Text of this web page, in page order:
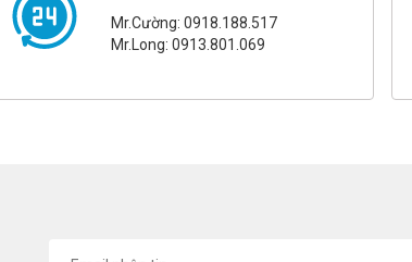
Mr.Cường: 0918.188.517
Mr.Long: 0913.801.069